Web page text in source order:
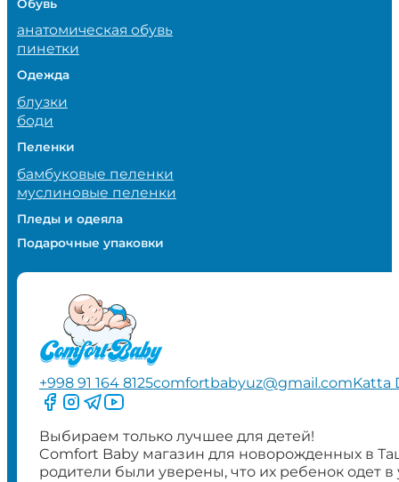
Обувь
анатомическая обувь
пинетки
Одежда
блузки
боди
Пеленки
бамбуковые пеленки
муслиновые пеленки
Пледы и одеяла
Подарочные упаковки
+998 91 164 8125comfortbabyuz@gmail.comKatta
Следите за нами на Facebook
Следите за нами в Instagram
Следите за нами в Telegram
Следите за нами в YouTube
Выбираем только лучшее для детей!
Comfort Baby магазин для новорожденных в
родители были уверены, что их ребенок одет